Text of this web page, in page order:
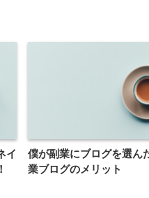
イ
僕が副業にブログを選
業ブログのメリット